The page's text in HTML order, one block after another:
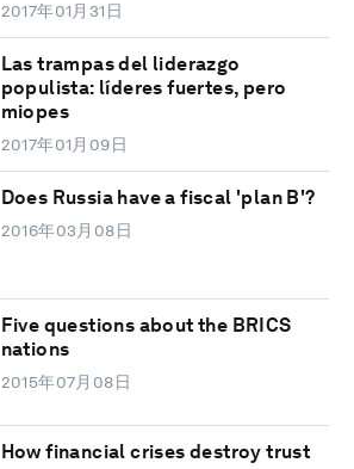
2017年01月31日
Las trampas del liderazgo
populista: líderes fuertes, pero
miopes
2017年01月09日
Does Russia have a fiscal 'plan B'?
2016年03月08日
Five questions about the BRICS
nations
2015年07月08日
How financial crises destroy trust